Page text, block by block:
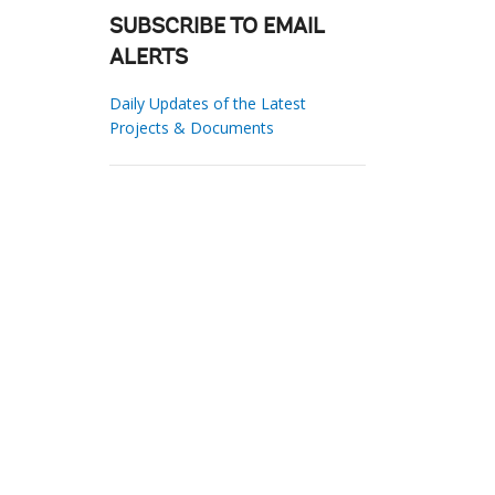
SUBSCRIBE TO EMAIL
ALERTS
Daily Updates of the Latest
Projects & Documents